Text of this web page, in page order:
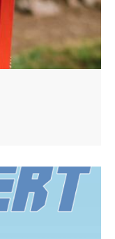
trad provençal)